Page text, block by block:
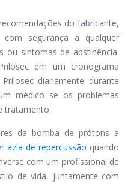
do fabricante,
segurança a qualquer
ou sintomas de abstinência.
em um cronograma
diariamente durante
médico se os problemas
tratamento.
da bomba de prótons a
azia de repercussão quando
com um profissional de
de vida, juntamente com